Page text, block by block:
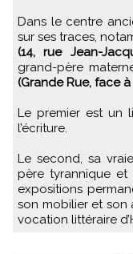
Dans le centre
sur ses traces,
(14, rue Jean-
grand-père
(Grande Rue, face
Le premier est un
l’écriture.
Le second, sa
père tyrannique et
expositions
son mobilier et son
vocation littéraire